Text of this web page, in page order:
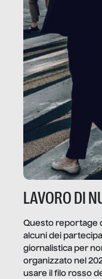
LAVORO DI
Questo reportage
alcuni dei
giornalistica per
organizzato nel
usare il filo rosso